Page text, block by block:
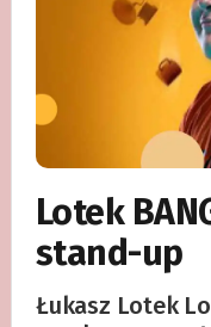
Lotek
stand-up
Łukasz Lotek